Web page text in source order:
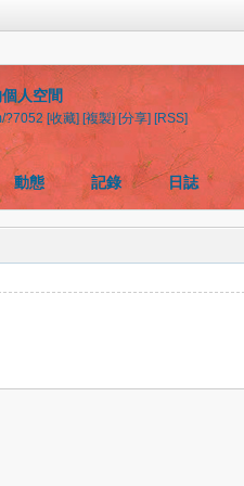
人空間
?7052 [收藏] [複製] [分享] [RSS]
動態 記錄 日誌